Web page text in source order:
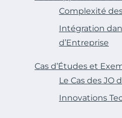
Complexité
Intégration
d’Entreprise
Cas d’Études et
Le Cas des JO
Innovations